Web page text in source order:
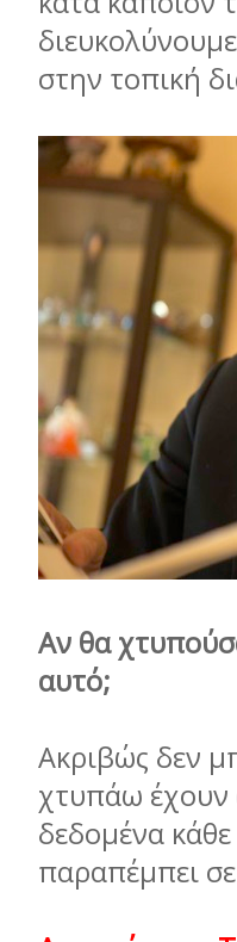
στην τοπική
Αν θα
αυτό;
Ακριβώς δεν
χτυπάω έχουν
δεδομένα
παραπέμπει σε